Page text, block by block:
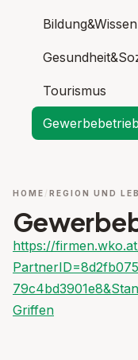
Bildung&Wissen
Tourismus
HOME REGION UND
https://
Griffen